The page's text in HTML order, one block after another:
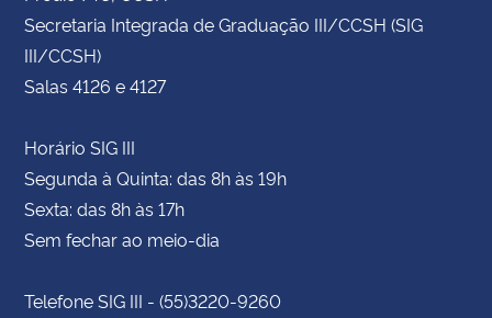
Secretaria Integrada de Graduação III/CCSH (SIG
III/CCSH)
Salas 4126 e 4127
Horário SIG III
Segunda à Quinta: das 8h às 19h
Sexta: das 8h às 17h
Sem fechar ao meio-dia
Telefone SIG III - (55)3220-9260